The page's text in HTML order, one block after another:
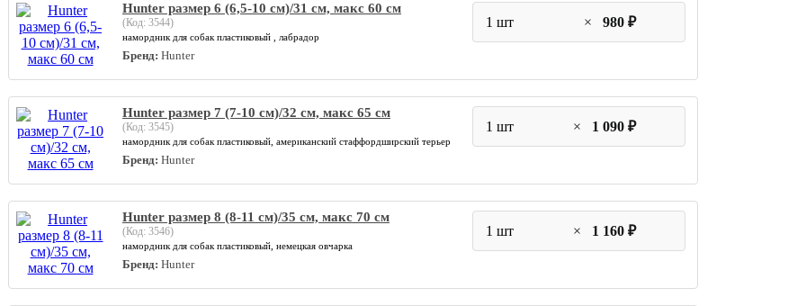
Hunter размер 6 (6,5-10 см)/31 см, макс 60 см
(Код: 3544)
намордник для собак пластиковый , лабрадор
Бренд: Hunter
1 шт × 980 ₽
Hunter размер 7 (7-10 см)/32 см, макс 65 см
(Код: 3545)
намордник для собак пластиковый, американский стаффордширский терьер
Бренд: Hunter
1 шт × 1 090 ₽
Hunter размер 8 (8-11 см)/35 см, макс 70 см
(Код: 3546)
намордник для собак пластиковый, немецкая овчарка
Бренд: Hunter
1 шт × 1 160 ₽